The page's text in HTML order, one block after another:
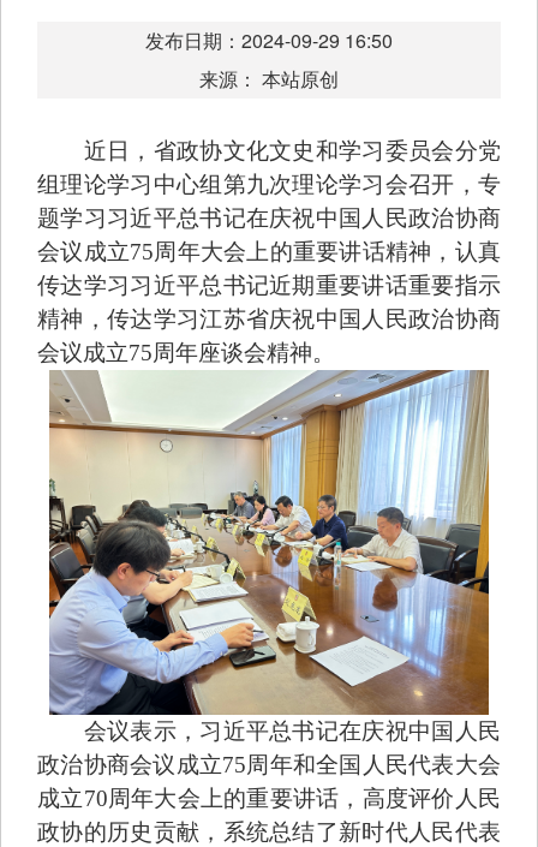
发布日期：2024-09-29 16:50
来源： 本站原创
近日，省政协文化文史和学习委员会分党
组理论学习中心组第九次理论学习会召开，专
题学习习近平总书记在庆祝中国人民政治协商
会议成立75周年大会上的重要讲话精神，认真
传达学习习近平总书记近期重要讲话重要指示
精神，传达学习江苏省庆祝中国人民政治协商
会议成立75周年座谈会精神。
会议表示，习近平总书记在庆祝中国人民
政治协商会议 成立75周年和全国人民代表大会
成立70周年大会上的重要讲话，高度评价人民
政协的历史贡献，系统总结了新时代人民代表